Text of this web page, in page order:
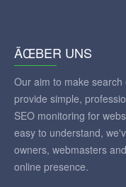
ÃŒBER UNS
Our aim to make
provide simple,
SEO monitoring for
easy to understand,
owners, webmasters
online presence.